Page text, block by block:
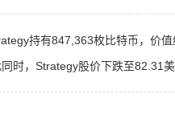
持有847,363枚比特币，价
时，Strategy股价下跌至82.31